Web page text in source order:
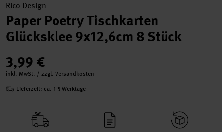
Rico Design
Paper Poetry Tischkarten
Glücksklee 9x12,6cm 8 Stück
3,99 €
inkl. MwSt. / zzgl. Versandkosten
Lieferzeit: ca. 1-3 Werktage